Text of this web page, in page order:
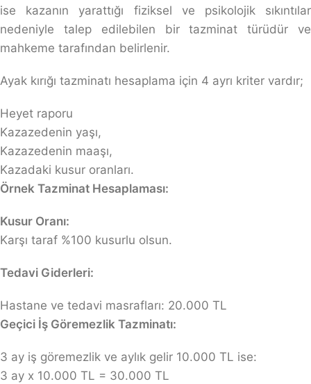
ise kazanın yarattığı fiziksel ve psikolojik sıkıntılar
nedeniyle talep edilebilen bir tazminat türüdür ve
mahkeme tarafından belirlenir.
Ayak kırığı tazminatı hesaplama için 4 ayrı kriter vardır;
Heyet raporu
Kazazedenin yaşı,
Kazazedenin maaşı,
Kazadaki kusur oranları.
Örnek Tazminat Hesaplaması:
Kusur Oranı:
Karşı taraf %100 kusurlu olsun.
Tedavi Giderleri:
Hastane ve tedavi masrafları: 20.000 TL
Geçici İş Göremezlik Tazminatı:
3 ay iş göremezlik ve aylık gelir 10.000 TL ise:
3 ay x 10.000 TL = 30.000 TL